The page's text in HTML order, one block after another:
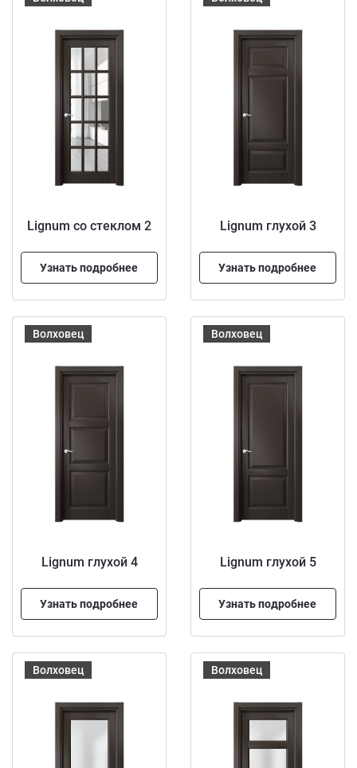
Lignum со стеклом 2
Узнать подробнее
Lignum глухой 3
Узнать подробнее
Волховец
Lignum глухой 4
Узнать подробнее
Волховец
Lignum глухой 5
Узнать подробнее
Волховец Волховец